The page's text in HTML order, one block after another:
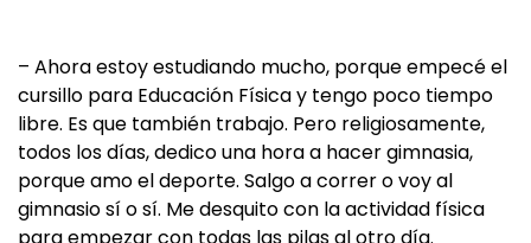
– Ahora estoy estudiando mucho, porque empecé el
cursillo para Educación Física y tengo poco tiempo
libre. Es que también trabajo. Pero religiosamente,
todos los días, dedico una hora a hacer gimnasia,
porque amo el deporte. Salgo a correr o voy al
gimnasio sí o sí. Me desquito con la actividad física